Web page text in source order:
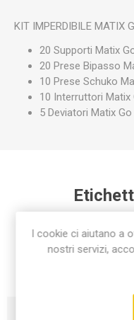
KIT IMPERDIBILE MATIX
20 Supporti Matix
20 Prese Bipasso
10 Prese Schuko
10 Interruttori Matix
5 Deviatori Matix
kit imperdibile matix
I cookie ci aiutano a
nostri servizi,